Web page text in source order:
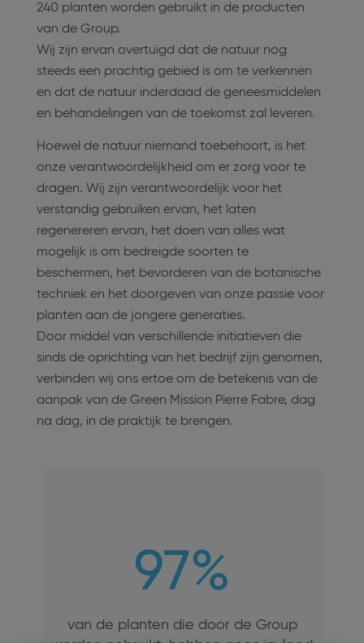
240 planten worden gebruikt in de producten
van de Group.
Wij zijn ervan overtuigd dat de natuur nog
steeds een prachtig gebied is om te verkennen
en dat de natuur inderdaad de geneesmiddelen
en behandelingen van de toekomst zal leveren.
Hoewel de natuur niemand toebehoort, is het
onze verantwoordelijkheid om er zorg voor te
dragen. Wij zijn verantwoordelijk voor het
verstandig gebruiken ervan, het laten
regenereren ervan, het doen van alles wat
mogelijk is om bedreigde soorten te
beschermen, het bevorderen van de botanische
techniek en het doorgeven van onze passie voor
planten aan de jongere generaties.
Door middel van verschillende initiatieven die
sinds de oprichting van het bedrijf zijn genomen,
verbinden wij ons ertoe om de betekenis van de
aanpak van de Green Mission Pierre Fabre, dag
na dag, in de praktijk te brengen.
97%
van de planten die door de Group